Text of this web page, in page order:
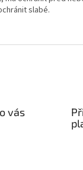
slabé.
vás